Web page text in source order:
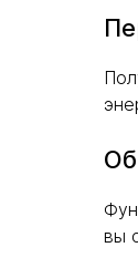
вы